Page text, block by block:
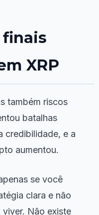
finais
XRP
também riscos
batalhas
credibilidade, e a
aumentou.
se você
clara e não
Não existe